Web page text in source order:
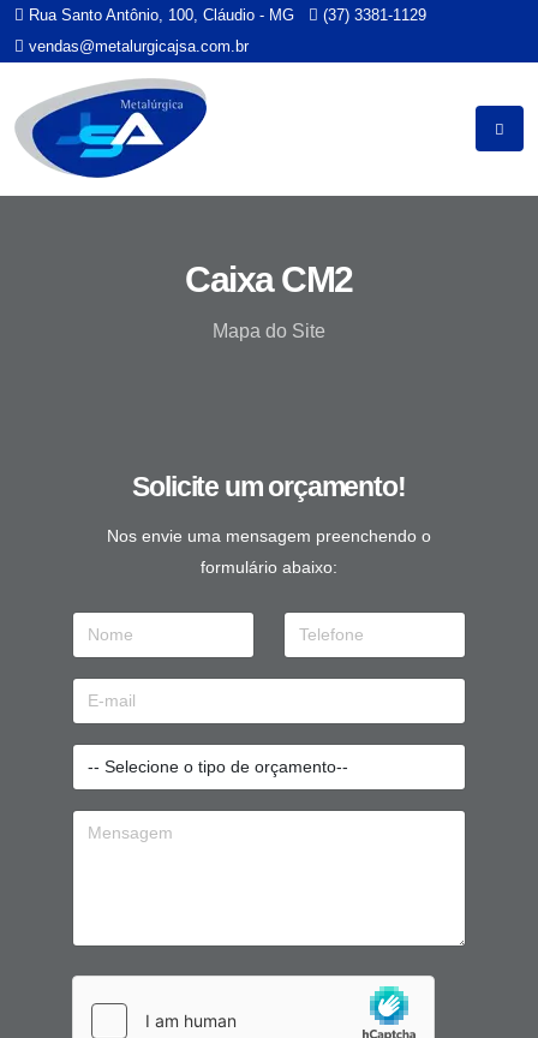
Rua Santo Antônio, 100, Cláudio - MG
(37) 3381-1129
vendas@metalurgicajsa.com.br
Caixa CM2
Mapa do Site
Solicite um orçamento!
Nos envie uma mensagem preenchendo o
formulário abaixo: